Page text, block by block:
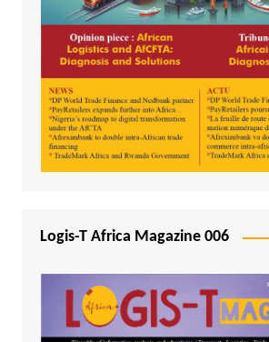
Logis-T Africa Magazine 006